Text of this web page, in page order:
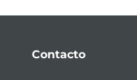
Contacto